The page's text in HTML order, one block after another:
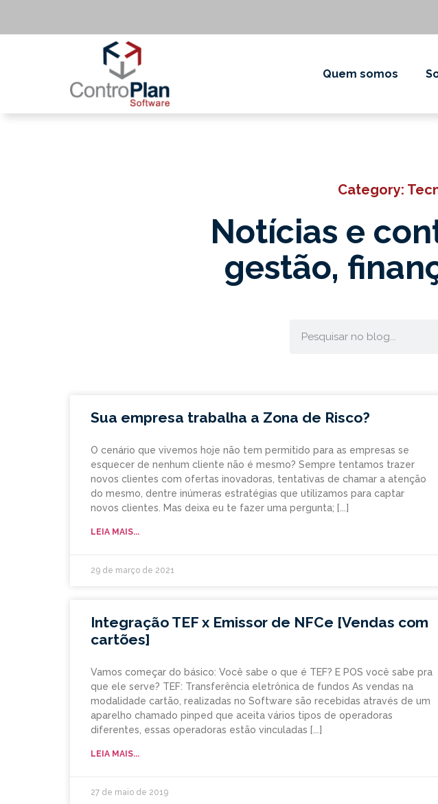
Quem somos
Category:
Notícias e
gestão,
Sua empresa trabalha a Zona de Risco?
O cenário que vivemos hoje não tem permitido para as empresas se
esquecer de nenhum cliente não é mesmo? Sempre tentamos trazer
novos clientes com ofertas inovadoras, tentativas de chamar a atenção
do mesmo, dentre inúmeras estratégias que utilizamos para captar
novos clientes. Mas deixa eu te fazer uma pergunta;
LEIA MAIS...
29 de março de 2021
Integração TEF x Emissor de NFCe [Vendas com
cartões]
Vamos começar do básico: Você sabe o que é TEF? E POS você sabe pra
que ele serve? TEF: Transferência eletrônica de fundos As vendas na
modalidade cartão, realizadas no Software são recebidas através de um
aparelho chamado pinped que aceita vários tipos de operadoras
diferentes, essas operadoras estão vinculadas
LEIA MAIS...
27 de maio de 2019